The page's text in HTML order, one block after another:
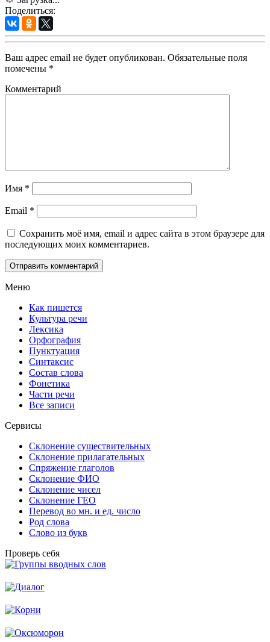
Поделиться:
Ваш адрес email не будет опубликован. Обязательные поля
помечены *
Комментарий
Имя *
Email *
Сохранить моё имя, email и адрес сайта в этом браузере для
последующих моих комментариев.
Меню
Как пишется
Культура речи
Лексика
Орфография
Пунктуация
Синтаксис
Состав слова
Фонетика
Части речи
Все записи
Сервисы
Склонение существительных
Склонение прилагательных
Спряжение глаголов
Склонение ФИО
Склонение чисел
Склонение ГЕО
Перевод во мн. и ед. число
Род слова
Слово из букв
Проверь себя